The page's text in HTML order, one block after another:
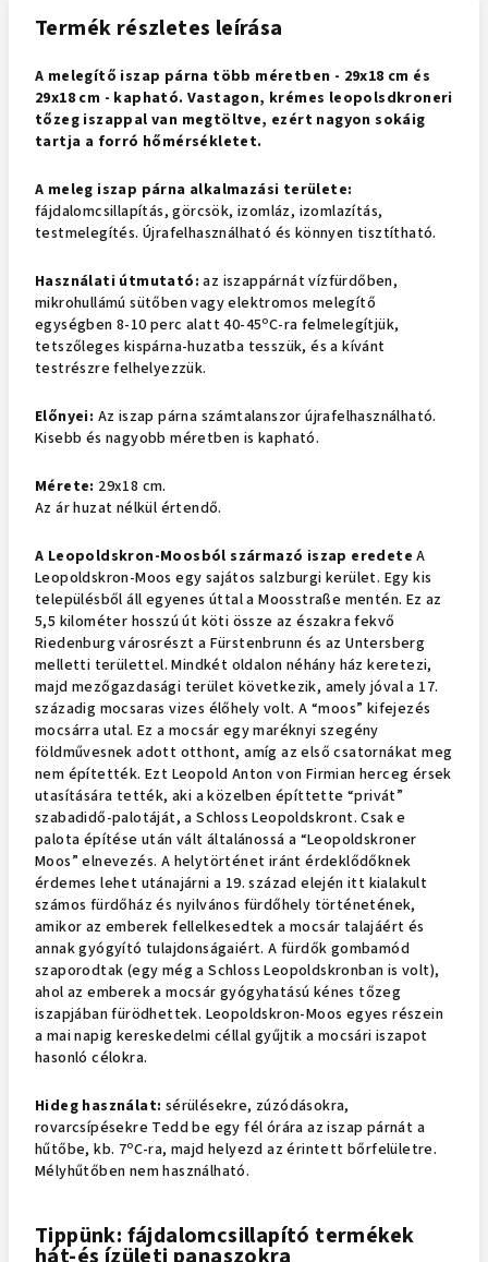
Termék részletes leírása
A melegítő iszap párna több méretben - 29x18 cm és
29x18 cm - kapható. Vastagon, krémes leopolsdkroneri
tőzeg iszappal van megtöltve, ezért nagyon sokáig
tartja a forró hőmérsékletet.
A meleg iszap párna alkalmazási területe:
fájdalomcsillapítás, görcsök, izomláz, izomlazítás,
testmelegítés. Újrafelhasználható és könnyen tisztítható.
Használati útmutató: az iszappárnát vízfürdőben,
mikrohullámú sütőben vagy elektromos melegítő
egységben 8-10 perc alatt 40-45oC-ra felmelegítjük,
tetszőleges kispárna-huzatba tesszük, és a kívánt
testrészre felhelyezzük.
Előnyei: Az iszap párna számtalanszor újrafelhasználható.
Kisebb és nagyobb méretben is kapható.
Mérete: 29x18 cm.
Az ár huzat nélkül értendő.
A Leopoldskron-Moosból származó iszap eredete A
Leopoldskron-Moos egy sajátos salzburgi kerület. Egy kis
településből áll egyenes úttal a Moosstraße mentén. Ez az
5,5 kilométer hosszú út köti össze az északra fekvő
Riedenburg városrészt a Fürstenbrunn és az Untersberg
melletti területtel. Mindkét oldalon néhány ház keretezi,
majd mezőgazdasági terület következik, amely jóval a 17.
századig mocsaras vizes élőhely volt. A “moos” kifejezés
mocsárra utal. Ez a mocsár egy maréknyi szegény
földművesnek adott otthont, amíg az első csatornákat meg
nem építették. Ezt Leopold Anton von Firmian herceg érsek
utasítására tették, aki a közelben építtette “privát”
szabadidő-palotáját, a Schloss Leopoldskront. Csak e
palota építése után vált általánossá a “Leopoldskroner
Moos” elnevezés. A helytörténet iránt érdeklődőknek
érdemes lehet utánajárni a 19. század elején itt kialakult
számos fürdőház és nyilvános fürdőhely történetének,
amikor az emberek fellelkesedtek a mocsár talajáért és
annak gyógyító tulajdonságaiért. A fürdők gombamód
szaporodtak (egy még a Schloss Leopoldskronban is volt),
ahol az emberek a mocsár gyógyhatású kénes tőzeg
iszapjában fürödhettek. Leopoldskron-Moos egyes részein
a mai napig kereskedelmi céllal gyűjtik a mocsári iszapot
hasonló célokra.
Hideg használat: sérülésekre, zúzódásokra,
rovarcsípésekre Tedd be egy fél órára az iszap párnát a
hűtőbe, kb. 7oC-ra, majd helyezd az érintett bőrfelületre.
Mélyhűtőben nem használható.
Tippünk: fájdalomcsillapító termékek